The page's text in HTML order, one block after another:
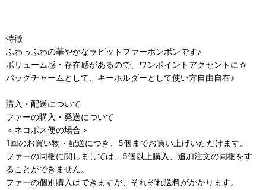
特徴
ふわっふわの華やかなラビットファーボンボンです♪
ボリューム感・存在感があるので、ワンポイントアクセントに☆
バッグチャームとして、キーホルダーとして使い方自由自在♪
購入・配送について
ファーの購入・発送について
＜ネコポス便の場合＞
1回のお買い物・配送につき、5個までお買い上げいただけます。
ファーの同梱に関しましては、5個以上購入、追加注文の同梱をす
ることができません。
ファーの個別購入はできますが、それぞれ送料がかかります。